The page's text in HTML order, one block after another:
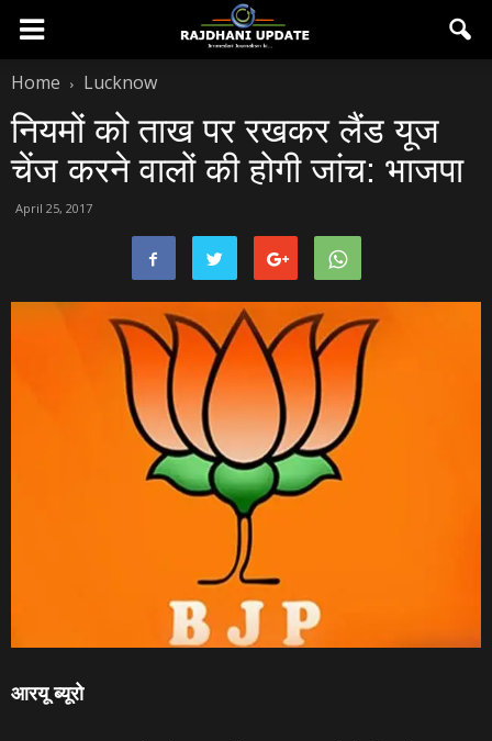
Home Lucknow
नियमों को ताख पर रखकर लैंड यूज
चेंज करने वालों की होगी जांच: भाजपा
April 25, 2017
आरयू ब्‍यूरो